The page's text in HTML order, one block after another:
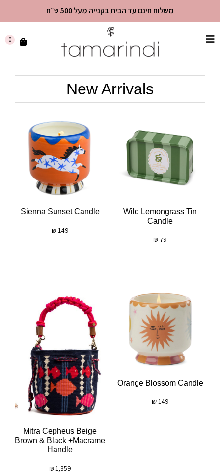
שִׂים
משלוח חינם עד הבית בקנייה מעל 500 ש״ח
0
New Arrivals
Wild Lemongrass Tin
Candle
79
₪
Sienna Sunset Candle
149
₪
Orange Blossom Candle
149
₪
Mitra Cepheus Beige
Brown & Black +macrame
Handle
1,359
₪